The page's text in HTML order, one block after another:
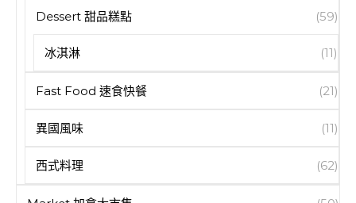
Dessert 甜品糕點 (59)
冰淇淋 (11)
Fast Food 速食快餐 (21)
異國風味 (11)
西式料理 (62)